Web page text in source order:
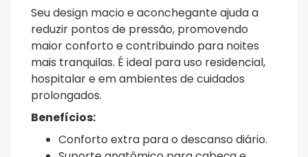
Seu design macio e aconchegante ajuda a
reduzir pontos de pressão, promovendo
maior conforto e contribuindo para noites
mais tranquilas. É ideal para uso residencial,
hospitalar e em ambientes de cuidados
prolongados.
Benefícios:
Conforto extra para o descanso diário.